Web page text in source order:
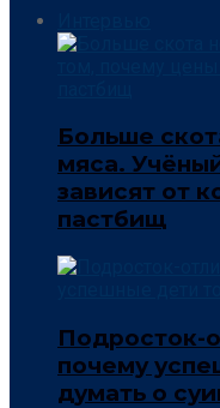
Больше
мяса.
зависят от
пастбищ
Подросток-
почему
думать о